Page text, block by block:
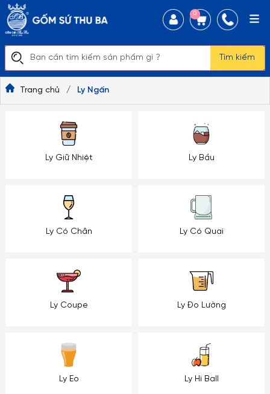
Tìm kiếm
0
Trang chủ / Ly Ngấn
Ly Giữ Nhiệt Ly Bầu
Ly Có Chân Ly Có Quai
Ly Coupe Ly Đo Lường
Ly Eo Ly Hi Ball